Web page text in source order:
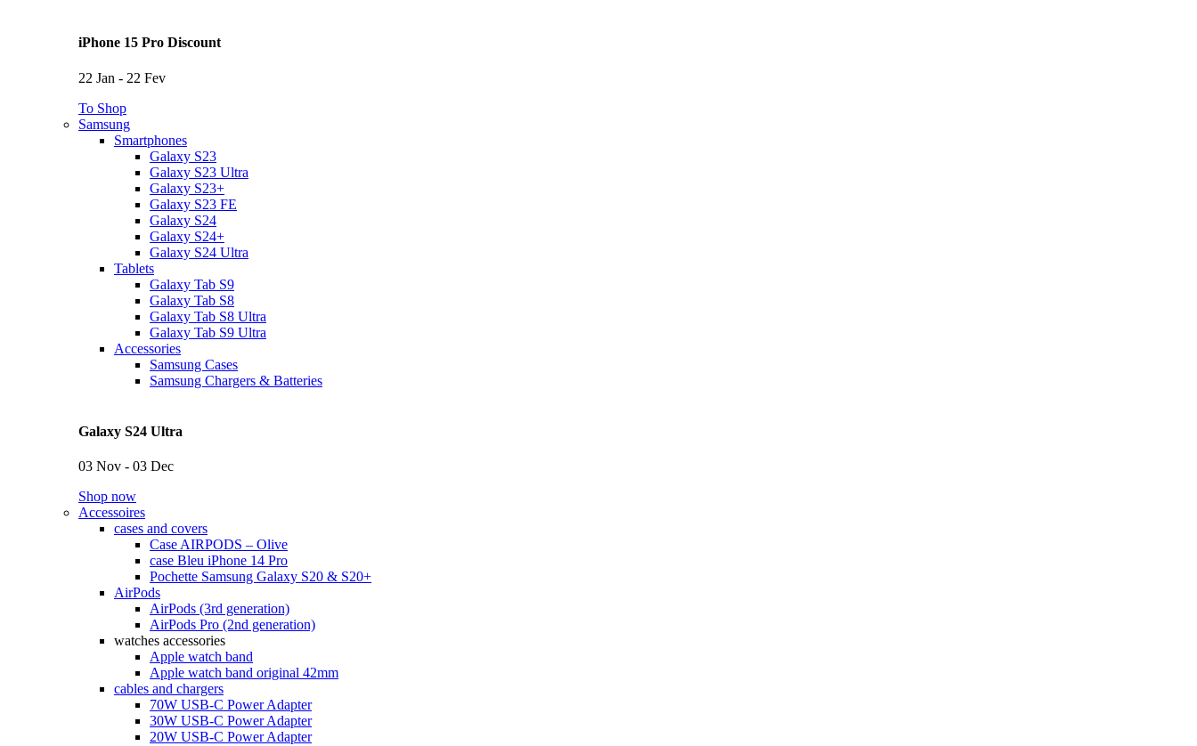
iPhone 15 Pro Discount
22 Jan - 22 Fev
To Shop
Samsung
Smartphones
Galaxy S23
Galaxy S23 Ultra
Galaxy S23+
Galaxy S23 FE
Galaxy S24
Galaxy S24+
Galaxy S24 Ultra
Tablets
Galaxy Tab S9
Galaxy Tab S8
Galaxy Tab S8 Ultra
Galaxy Tab S9 Ultra
Accessories
Samsung Cases
Samsung Chargers & Batteries
Galaxy S24 Ultra
03 Nov - 03 Dec
Shop now
Accessoires
cases and covers
Case AIRPODS – Olive
case Bleu iPhone 14 Pro
Pochette Samsung Galaxy S20 & S20+
AirPods
AirPods (3rd generation)
AirPods Pro (2nd generation)
watches accessories
Apple watch band
Apple watch band original 42mm
cables and chargers
70W USB-C Power Adapter
30W USB-C Power Adapter
20W USB-C Power Adapter